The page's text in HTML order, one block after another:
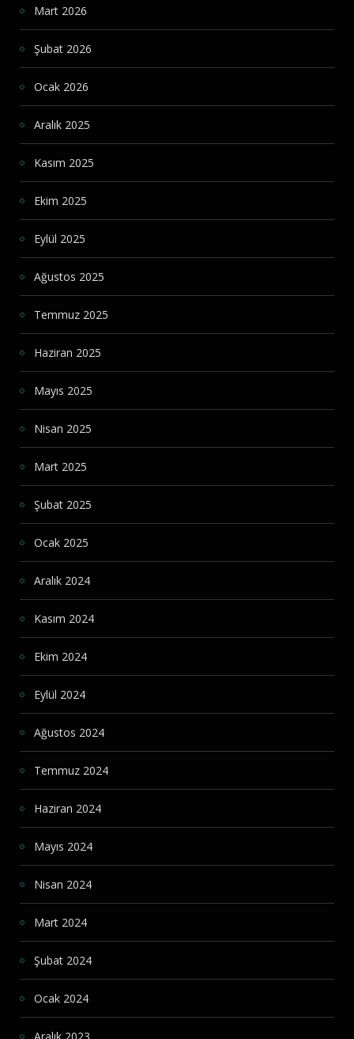
Mart 2026
Şubat 2026
Ocak 2026
Aralık 2025
Kasım 2025
Ekim 2025
Eylül 2025
Ağustos 2025
Temmuz 2025
Haziran 2025
Mayıs 2025
Nisan 2025
Mart 2025
Şubat 2025
Ocak 2025
Aralık 2024
Kasım 2024
Ekim 2024
Eylül 2024
Ağustos 2024
Temmuz 2024
Haziran 2024
Mayıs 2024
Nisan 2024
Mart 2024
Şubat 2024
Ocak 2024